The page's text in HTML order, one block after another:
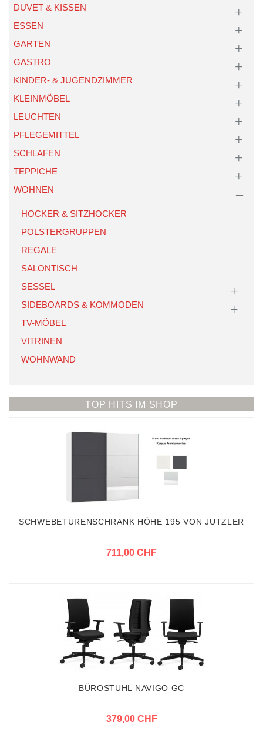
DUVET & KISSEN
ESSEN
GARTEN
GASTRO
KINDER- & JUGENDZIMMER
KLEINMÖBEL
LEUCHTEN
PFLEGEMITTEL
SCHLAFEN
TEPPICHE
WOHNEN
HOCKER & SITZHOCKER
POLSTERGRUPPEN
REGALE
SALONTISCH
SESSEL
SIDEBOARDS & KOMMODEN
TV-MÖBEL
VITRINEN
WOHNWAND
TOP HITS IM SHOP
SCHWEBETÜRENSCHRANK HÖHE 195 VON JUTZLER
711,00 CHF
BÜROSTUHL NAVIGO GC
379,00 CHF